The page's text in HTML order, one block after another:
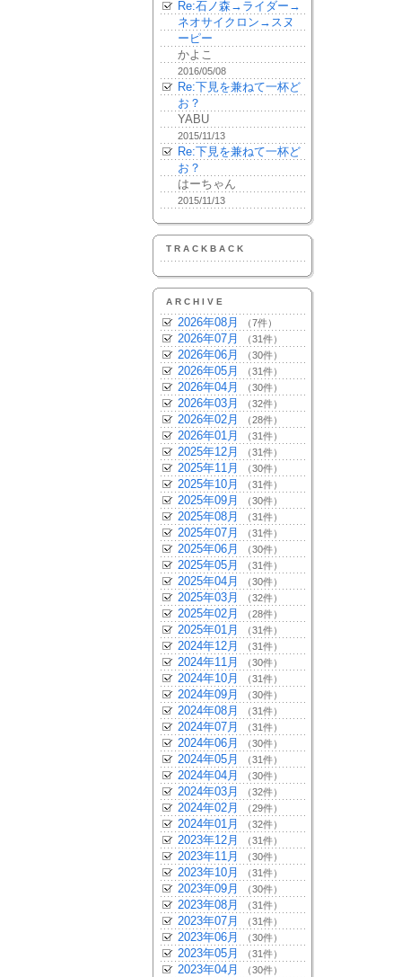
Re:石ノ森→ライダー→
ネオサイクロン→スヌ
ーピー
かよこ
2016/05/08
Re:下見を兼ねて一杯ど
お？
YABU
2015/11/13
Re:下見を兼ねて一杯ど
お？
はーちゃん
2015/11/13
TRACKBACK
ARCHIVE
2026年08月 （7件）
2026年07月 （31件）
2026年06月 （30件）
2026年05月 （31件）
2026年04月 （30件）
2026年03月 （32件）
2026年02月 （28件）
2026年01月 （31件）
2025年12月 （31件）
2025年11月 （30件）
2025年10月 （31件）
2025年09月 （30件）
2025年08月 （31件）
2025年07月 （31件）
2025年06月 （30件）
2025年05月 （31件）
2025年04月 （30件）
2025年03月 （32件）
2025年02月 （28件）
2025年01月 （31件）
2024年12月 （31件）
2024年11月 （30件）
2024年10月 （31件）
2024年09月 （30件）
2024年08月 （31件）
2024年07月 （31件）
2024年06月 （30件）
2024年05月 （31件）
2024年04月 （30件）
2024年03月 （32件）
2024年02月 （29件）
2024年01月 （32件）
2023年12月 （31件）
2023年11月 （30件）
2023年10月 （31件）
2023年09月 （30件）
2023年08月 （31件）
2023年07月 （31件）
2023年06月 （30件）
2023年05月 （31件）
2023年04月 （30件）